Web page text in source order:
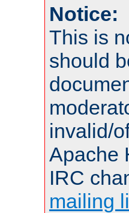
Notice:
This is
should
invalid/
Apache
IRC
mailing